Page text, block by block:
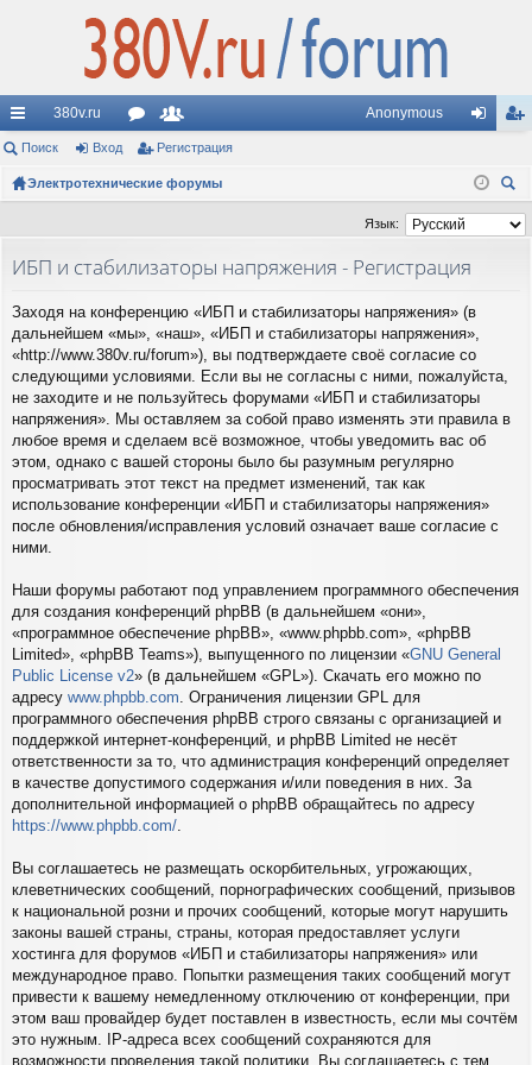
с
ы
380v.ru
ор
ум
ол
ьз
и
Anonymous
д ис
тр
Поиск Вход Регистрация
Электротехнические форумы
ск
Язык:
ИБП и стабилизаторы напряжения - Регистрация
Заходя на конференцию «ИБП и стабилизаторы напряжения» (в
дальнейшем «мы», «наш», «ИБП и стабилизаторы напряжения»,
«http://www.380v.ru/forum»), вы подтверждаете своё согласие со
следующими условиями. Если вы не согласны с ними, пожалуйста,
не заходите и не пользуйтесь форумами «ИБП и стабилизаторы
напряжения». Мы оставляем за собой право изменять эти правила в
любое время и сделаем всё возможное, чтобы уведомить вас об
этом, однако с вашей стороны было бы разумным регулярно
просматривать этот текст на предмет изменений, так как
использование конференции «ИБП и стабилизаторы напряжения»
после обновления/исправления условий означает ваше согласие с
ними.
Наши форумы работают под управлением программного обеспечения
для создания конференций phpBB (в дальнейшем «они»,
«программное обеспечение phpBB», «www.phpbb.com», «phpBB
Limited», «phpBB Teams»), выпущенного по лицензии «GNU General
Public License v2» (в дальнейшем «GPL»). Скачать его можно по
адресу www.phpbb.com . Ограничения лицензии GPL для
программного обеспечения phpBB строго связаны с организацией и
поддержкой интернет-конференций, и phpBB Limited не несёт
ответственности за то, что администрация конференций определяет
в качестве допустимого содержания и/или поведения в них. За
дополнительной информацией о phpBB обращайтесь по адресу
https://www.phpbb.com/
Вы соглашаетесь не размещать оскорбительных, угрожающих,
клеветнических сообщений, порнографических сообщений, призывов
к национальной розни и прочих сообщений, которые могут нарушить
законы вашей страны, страны, которая предоставляет услуги
хостинга для форумов «ИБП и стабилизаторы напряжения» или
международное право. Попытки размещения таких сообщений могут
привести к вашему немедленному отключению от конференции, при
этом ваш провайдер будет поставлен в известность, если мы сочтём
это нужным. IP-адреса всех сообщений сохраняются для
возможности проведения такой политики. Вы соглашаетесь с тем,